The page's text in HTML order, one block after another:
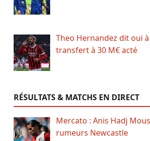
Theo Hernandez dit oui
transfert à 30 M€ acté
RÉSULTATS & MATCHS EN DIRECT
Mercato : Anis Hadj
rumeurs Newcastle